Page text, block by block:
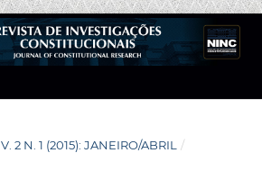
V. 2 N. 1 (2015): JANEIRO/ABRIL
/